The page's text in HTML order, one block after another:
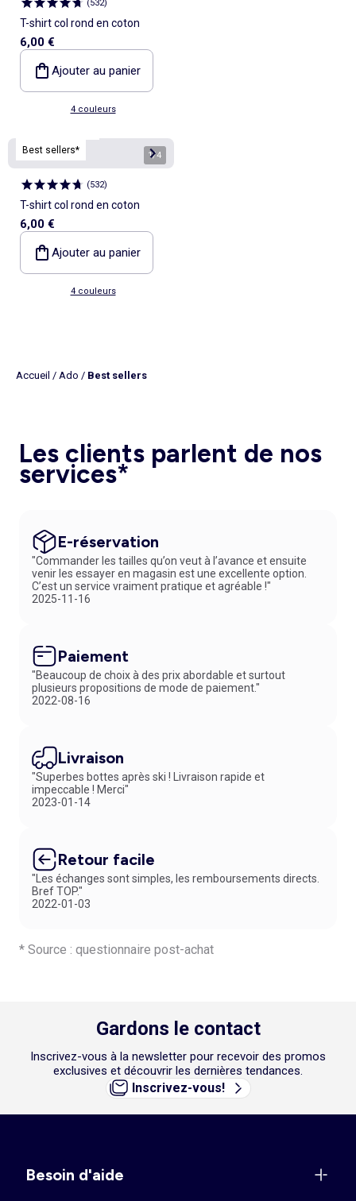
(532)
T-shirt col rond en coton
6,00 €
Ajouter au panier
4 couleurs
Best sellers*
1/4
(532)
T-shirt col rond en coton
6,00 €
Ajouter au panier
4 couleurs
Accueil / Ado / Best sellers
Les clients parlent de nos
services*
E-réservation
"Commander les tailles qu’on veut à l’avance et ensuite
venir les essayer en magasin est une excellente option.
C’est un service vraiment pratique et agréable !"
2025-11-16
Paiement
"Beaucoup de choix à des prix abordable et surtout
plusieurs propositions de mode de paiement."
2022-08-16
Livraison
"Superbes bottes après ski ! Livraison rapide et
impeccable ! Merci"
2023-01-14
Retour facile
"Les échanges sont simples, les remboursements directs.
Bref TOP."
2022-01-03
* Source : questionnaire post-achat
Gardons le contact
Inscrivez-vous à la newsletter pour recevoir des promos
exclusives et découvrir les dernières tendances.
Inscrivez-vous!
Besoin d'aide